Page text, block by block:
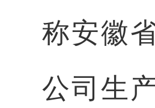
称安徽
公司生